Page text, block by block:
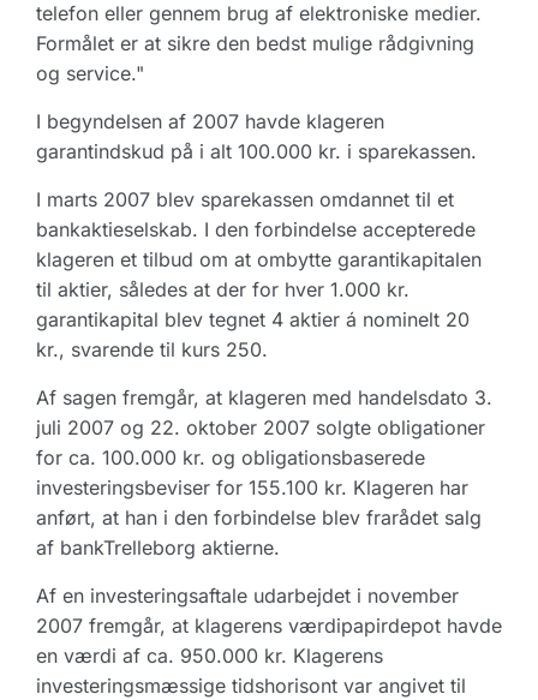
telefon eller gennem brug af elektroniske medier.
Formålet er at sikre den bedst mulige rådgivning
og service."
I begyndelsen af 2007 havde klageren
garantindskud på i alt 100.000 kr. i sparekassen.
I marts 2007 blev sparekassen omdannet til et
bankaktieselskab. I den forbindelse accepterede
klageren et tilbud om at ombytte garantikapitalen
til aktier, således at der for hver 1.000 kr.
garantikapital blev tegnet 4 aktier á nominelt 20
kr., svarende til kurs 250.
Af sagen fremgår, at klageren med handelsdato 3.
juli 2007 og 22. oktober 2007 solgte obligationer
for ca. 100.000 kr. og obligationsbaserede
investeringsbeviser for 155.100 kr. Klageren har
anført, at han i den forbindelse blev frarådet salg
af bankTrelleborg aktierne.
Af en investeringsaftale udarbejdet i november
2007 fremgår, at klagerens værdipapirdepot havde
en værdi af ca. 950.000 kr. Klagerens
investeringsmæssige tidshorisont var angivet til